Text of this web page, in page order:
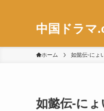
中国ドラマ
ホーム 如懿伝-にょ
如懿伝-に